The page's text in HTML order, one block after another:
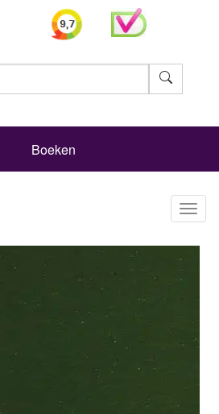
Boeken